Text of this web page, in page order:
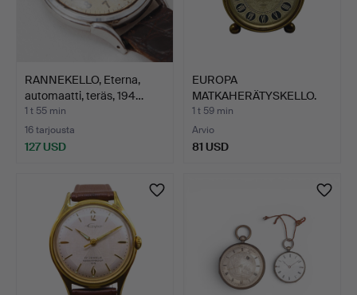
RANNEKELLO, Eterna,
automaatti, teräs, 194…
1 t 55 min
16 tarjousta
127 USD
EUROPA
MATKAHERÄTYSKELLO.
1 t 59 min
Arvio
81 USD